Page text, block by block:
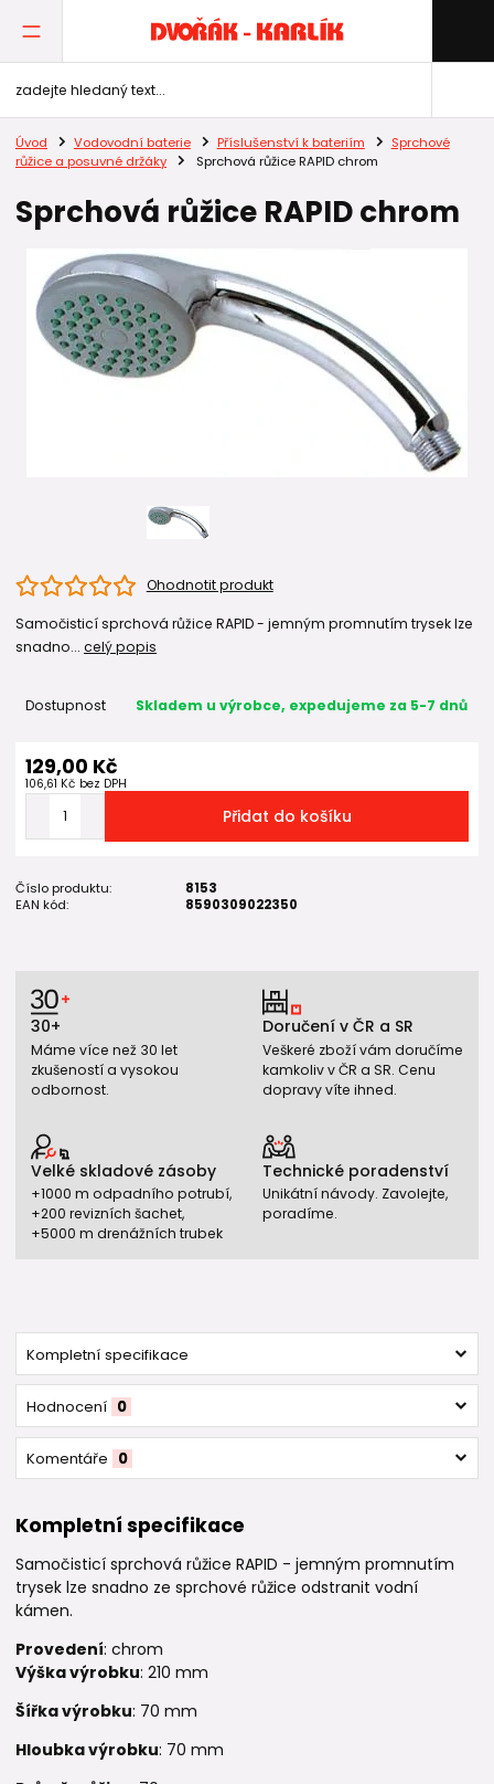
Úvod Vodovodní baterie Příslušenství k bateriím
Sprchové
růžice a posuvné držáky
Sprchová růžice RAPID chrom
Sprchová růžice RAPID chrom
Ohodnotit produkt
Samočisticí sprchová růžice RAPID - jemným promnutím trysek lze
snadno... celý popis
Dostupnost Skladem u výrobce, expedujeme za 5-7 dnů
129,00 Kč
106,61 Kč bez DPH
Přidat do košíku
Číslo produktu:
8153
EAN kód:
8590309022350
30+
Máme více než 30 let
zkušeností a vysokou
odbornost.
Doručení v ČR a SR
Veškeré zboží vám doručíme
kamkoliv v ČR a SR. Cenu
dopravy víte ihned.
Velké skladové zásoby
+1000 m odpadního potrubí,
+200 revizních šachet,
+5000 m drenážních trubek
Technické poradenství
Unikátní návody. Zavolejte,
poradíme.
Kompletní specifikace
Hodnocení 0
Komentáře 0
Kompletní specifikace
Samočisticí sprchová růžice RAPID - jemným promnutím
trysek lze snadno ze sprchové růžice odstranit vodní
kámen.
Provedení: chrom
Výška výrobku: 210 mm
Šířka výrobku: 70 mm
Hloubka výrobku: 70 mm